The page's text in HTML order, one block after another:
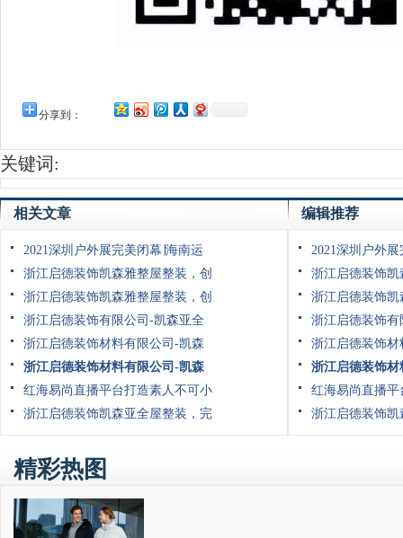
分享到：
关键词:
相关文章
2021深圳户外展完美闭幕∣海南运
浙江启德装饰凯森雅整屋整装，创
浙江启德装饰凯森雅整屋整装，创
浙江启德装饰有限公司-凯森亚全
浙江启德装饰材料有限公司-凯森
浙江启德装饰材料有限公司-凯森
红海易尚直播平台打造素人不可小
浙江启德装饰凯森亚全屋整装，完
编辑推荐
2021深圳户外
浙江启德装饰
浙江启德装饰
浙江启德装饰
浙江启德装饰
浙江启德装饰
红海易尚直播
浙江启德装饰
精彩热图